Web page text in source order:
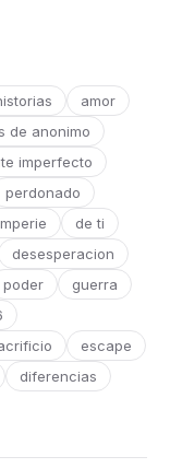
amor
de anonimo
imperfecto
perdonado
de ti
desesperacion
poder
guerra
escape
diferencias